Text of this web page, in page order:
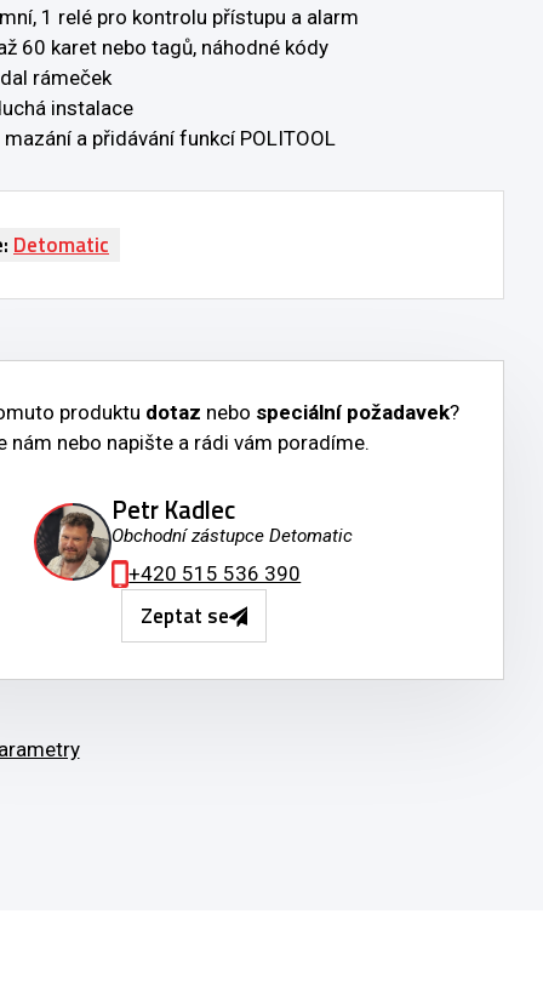
1 relé pro kontrolu přístupu a alarm
60 karet nebo tagů, náhodné kódy
rámeček
instalace
mazání a přidávání funkcí POLITOOL
Detomatic
produktu dotaz nebo speciální požadavek?
nám nebo napište a rádi vám poradíme.
Petr Kadlec
Obchodní zástupce Detomatic
+420 515 536 390
Zeptat se